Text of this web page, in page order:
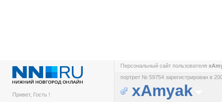
Привет, Гость !
Персональный сайт пользователя
портрет № 59754 зарегистрирован в
xAmyak